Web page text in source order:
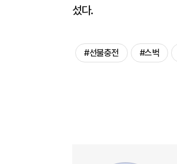
섰다.
#선불충전 #스벅